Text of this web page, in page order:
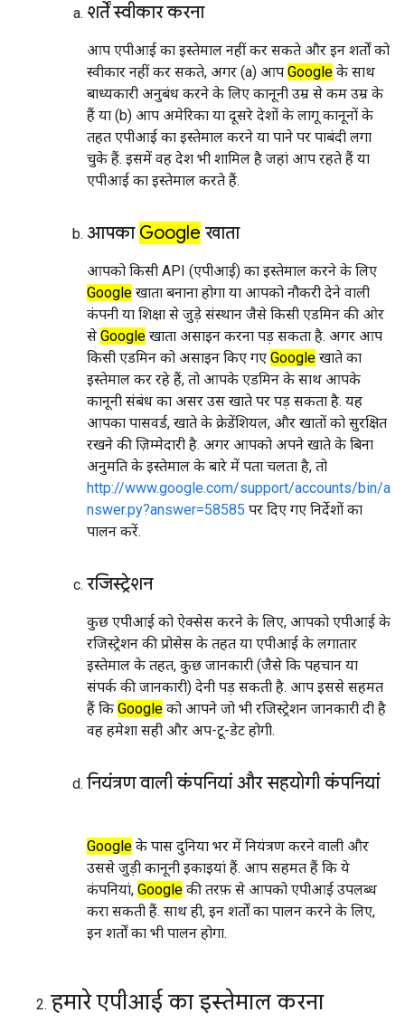
शर्तें स्वीकार करना
आप एपीआई का इस्तेमाल नहीं कर सकते और इन शर्तों को
स्वीकार नहीं कर सकते, अगर (a) आप Google के साथ
बाध्यकारी अनुबंध करने के लिए कानूनी उम्र से कम उम्र के
हैं या (b) आप अमेरिका या दूसरे देशों के लागू कानूनों के
तहत एपीआई का इस्तेमाल करने या पाने पर पाबंदी लगा
चुके हैं. इसमें वह देश भी शामिल है जहां आप रहते हैं या
एपीआई का इस्तेमाल करते हैं.
आपका Google खाता
आपको किसी API (एपीआई) का इस्तेमाल करने के लिए
Google खाता बनाना होगा या आपको नौकरी देने वाली
कंपनी या शिक्षा से जुड़े संस्थान जैसे किसी एडमिन की ओर
से Google खाता असाइन करना पड़ सकता है. अगर आप
किसी एडमिन को असाइन किए गए Google खाते का
इस्तेमाल कर रहे हैं, तो आपके एडमिन के साथ आपके
कानूनी संबंध का असर उस खाते पर पड़ सकता है. यह
आपका पासवर्ड, खाते के क्रेडेंशियल, और खातों को सुरक्षित
रखने की ज़िम्मेदारी है. अगर आपको अपने खाते के बिना
अनुमति के इस्तेमाल के बारे में पता चलता है, तो
http://www.google.com/support/accounts/bin/a
nswer.py?answer=58585 पर दिए गए निर्देशों का
पालन करें.
रजिस्ट्रेशन
कुछ एपीआई को ऐक्सेस करने के लिए, आपको एपीआई के
रजिस्ट्रेशन की प्रोसेस के तहत या एपीआई के लगातार
इस्तेमाल के तहत, कुछ जानकारी (जैसे कि पहचान या
संपर्क की जानकारी) देनी पड़ सकती है. आप इससे सहमत
हैं कि Google को आपने जो भी रजिस्ट्रेशन जानकारी दी है
वह हमेशा सही और अप-टू-डेट होगी.
नियंत्रण वाली कंपनियां और सहयोगी कंपनियां
Google के पास दुनिया भर में नियंत्रण करने वाली और
उससे जुड़ी कानूनी इकाइयां हैं. आप सहमत हैं कि ये
कंपनियां, Google की तरफ़ से आपको एपीआई उपलब्ध
करा सकती हैं. साथ ही, इन शर्तों का पालन करने के लिए,
इन शर्तों का भी पालन होगा.
हमारे एपीआई का इस्तेमाल करना